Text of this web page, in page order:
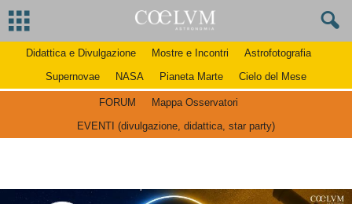
Didattica e Divulgazione Mostre e Incontri
Astrofotografia
Supernovae
NASA Pianeta Marte Cielo del Mese
FORUM
Mappa Osservatori
EVENTI (divulgazione, didattica, star party)